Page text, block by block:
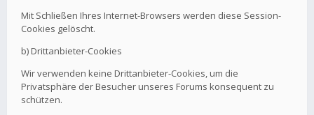
Mit Schließen Ihres Internet-Browsers werden diese Session-
Cookies gelöscht.
b) Drittanbieter-Cookies
Wir verwenden keine Drittanbieter-Cookies, um die
Privatsphäre der Besucher unseres Forums konsequent zu
schützen.